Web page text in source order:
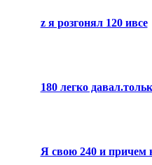
z я розгонял 120 ивсе
180 легко
Я свою 240 и причем